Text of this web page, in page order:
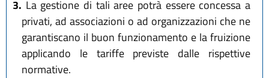
3. La gestione di tali aree potrà essere concessa a
privati, ad associazioni o ad organizzazioni che ne
garantiscano il buon funzionamento e la fruizione
applicando le tariffe previste dalle rispettive
normative.